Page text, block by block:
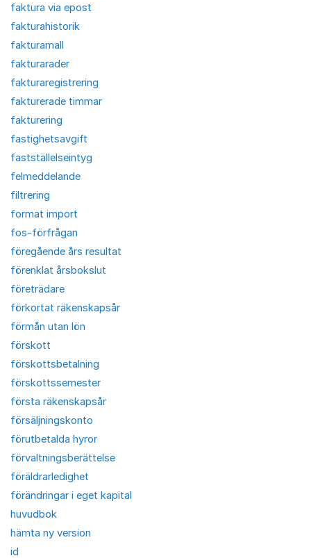
faktura via epost
fakturahistorik
fakturamall
fakturarader
fakturaregistrering
fakturerade timmar
fakturering
fastighetsavgift
fastställelseintyg
felmeddelande
filtrering
format import
fos-förfrågan
föregående års resultat
förenklat årsbokslut
företrädare
förkortat räkenskapsår
förmån utan lön
förskott
förskottsbetalning
förskottssemester
första räkenskapsår
försäljningskonto
förutbetalda hyror
förvaltningsberättelse
föräldrarledighet
förändringar i eget kapital
huvudbok
hämta ny version
id